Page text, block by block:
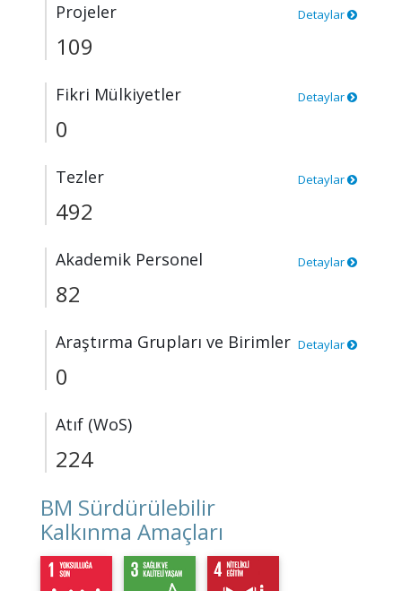
Projeler Detaylar
109
Fikri Mülkiyetler Detaylar
0
Tezler Detaylar
492
Akademik Personel Detaylar
82
Araştırma Grupları ve Birimler Detaylar
0
Atıf (WoS)
224
BM Sürdürülebilir
Kalkınma Amaçları